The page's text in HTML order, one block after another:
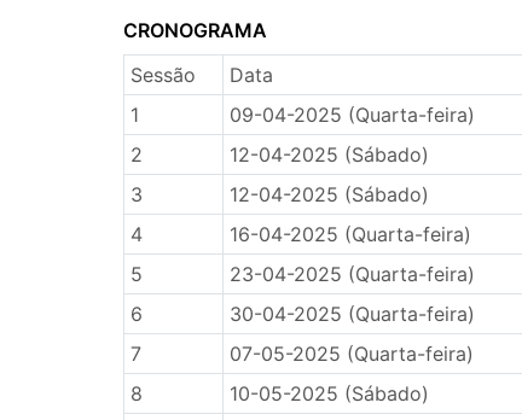
CRONOGRAMA
Sessão
Data
1
09-04-2025 (Quarta-feira)
2
12-04-2025 (Sábado)
3
12-04-2025 (Sábado)
4
16-04-2025 (Quarta-feira)
5
23-04-2025 (Quarta-feira)
6
30-04-2025 (Quarta-feira)
7
07-05-2025 (Quarta-feira)
8
10-05-2025 (Sábado)